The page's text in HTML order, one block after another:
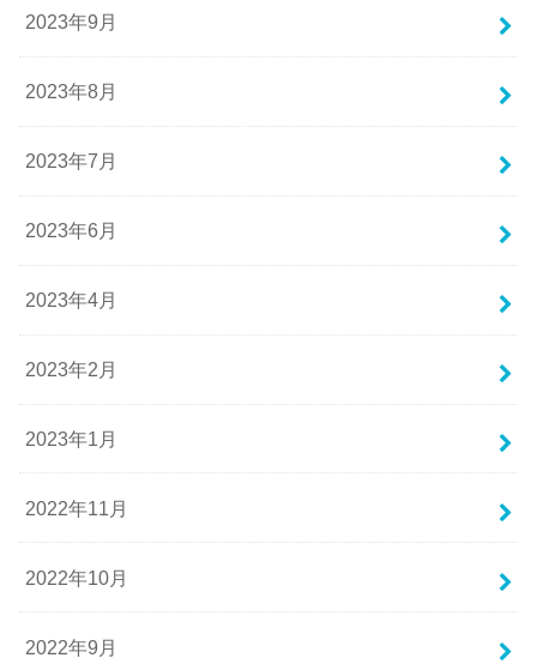
2023年9月
2023年8月
2023年7月
2023年6月
2023年4月
2023年2月
2023年1月
2022年11月
2022年10月
2022年9月